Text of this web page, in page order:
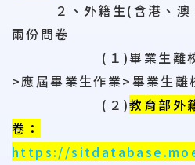
２、外籍生(含港、澳
兩份問卷
(１)畢業生離校問
>應屆畢業生作業>畢業生離
(２)教育部外
卷：
https://